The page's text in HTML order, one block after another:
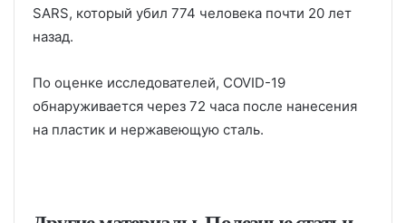
SARS, который убил 774 человека почти 20 лет
назад.
По оценке исследователей, COVID-19
обнаруживается через 72 часа после нанесения
на пластик и нержавеющую сталь.